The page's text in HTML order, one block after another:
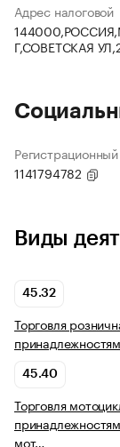
Адрес налоговой
Г,СОВЕТСКАЯ
1141794782
Виды
45.32
Торговля
45.40
Торговля
мот…